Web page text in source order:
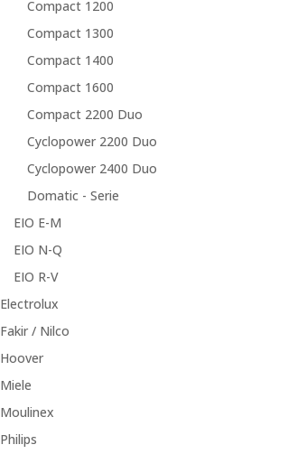
Compact 1200
Compact 1300
Compact 1400
Compact 1600
Compact 2200 Duo
Cyclopower 2200 Duo
Cyclopower 2400 Duo
Domatic - Serie
EIO E-M
EIO N-Q
EIO R-V
Electrolux
Fakir / Nilco
Hoover
Miele
Moulinex
Philips